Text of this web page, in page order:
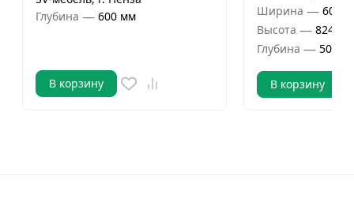
Глубина — 600 мм
В корзину
Ширина — 600
Высота — 824 мм
Глубина — 506
В корзину